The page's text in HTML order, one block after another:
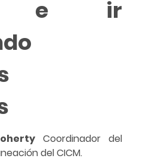
e ir
Coordinador del
del CICM.